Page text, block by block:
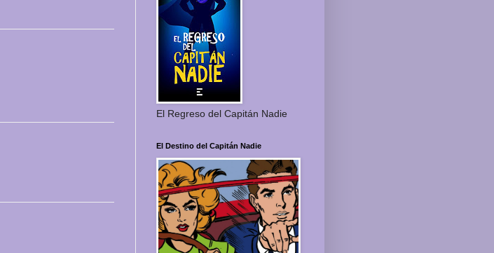
El Regreso del Capitán Nadie
El Destino del Capitán Nadie